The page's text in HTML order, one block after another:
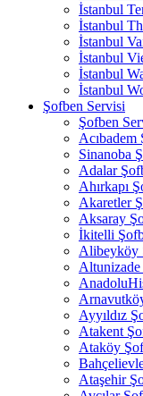
İstanbul
İstanbul
İstanbul
İstanbul
İstanbul
İstanbul
Şofben Servisi
Şofben
Acıbadem
Sinanoba
Adalar
Ahırkapı
Akaretler
Aksaray
İkitelli
Alibeyköy
Altunizade
Ayyıldız
Atakent
Ataköy
Ataşehir